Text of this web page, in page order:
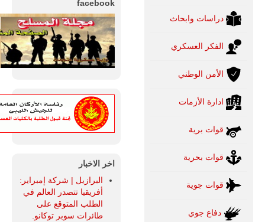
دراسات وابحاث
الفكر العسكري
الأمن الوطني
ادارة الأزمات
قوات برية
قوات بحرية
قوات جوية
دفاع جوي
facebook
اخر الاخبار
البرازيل | شركة إمبراير:
أفريقيا تتصدر العالم في
الطلب المتوقع على
طائرات سوبر توكانو.